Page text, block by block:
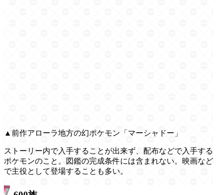
▲前作アローラ地方の幻ポケモン「マーシャドー」
ストーリー内で入手することが出来ず、配布などで入手する
ポケモンのこと。図鑑の完成条件には含まれない。映画など
で主役として登場することも多い。